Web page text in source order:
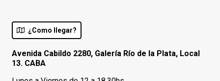
¿Como llegar?
Avenida Cabildo 2280, Galería Río de la Plata, Local
13. CABA